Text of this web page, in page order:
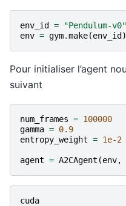
env_id =
"Pendulum-v0"
env = gym.make(env_id )
Pour initialiser l’agent
suivant
num_frames = 100000
gamma = 0.9
entropy_weight = 1e-2
agent = A2CAgent (env,
cuda